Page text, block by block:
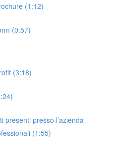
(1:12)
(0:57)
(3:18)
presenti presso l’azienda
(1:55)